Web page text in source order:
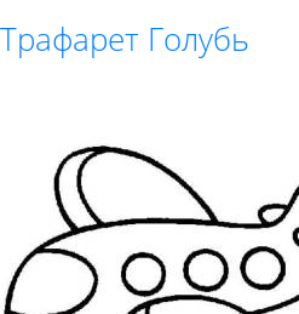
Трафарет Голубь